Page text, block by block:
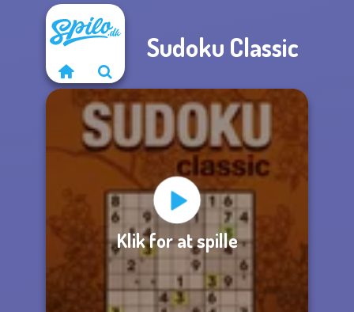
Sudoku Classic
Klik for at spille